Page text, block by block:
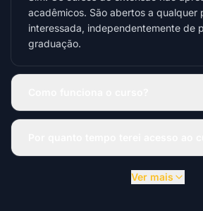
acadêmicos. São abertos a qualquer
interessada, independentemente de
graduação.
Ver mais